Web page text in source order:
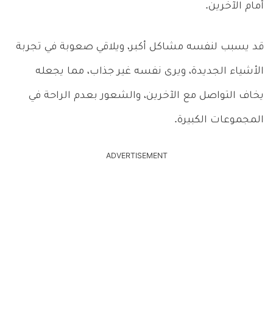
أمام الآخرين.
قد يسبب لنفسه مشاكل أكبر، ويلاقي صعوبة في تجربة
الأشياء الجديدة، ويرى نفسه غير جذاب، مما يجعله
يخاف التواصل مع الآخرين، والشعور بعدم الراحة في
المجموعات الكبيرة.
ADVERTISEMENT